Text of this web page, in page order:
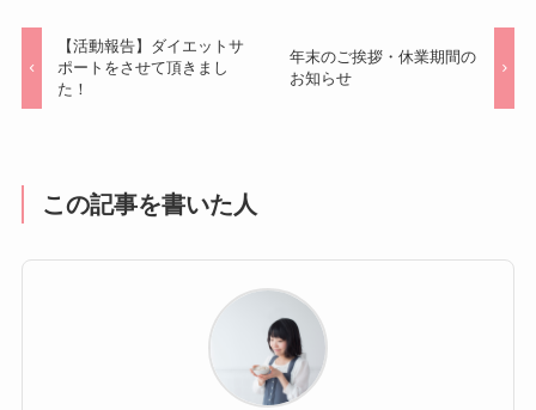
【活動報告】ダイエットサ
ポートをさせて頂きまし
た！
年末のご挨拶・休業期間の
お知らせ
この記事を書いた人